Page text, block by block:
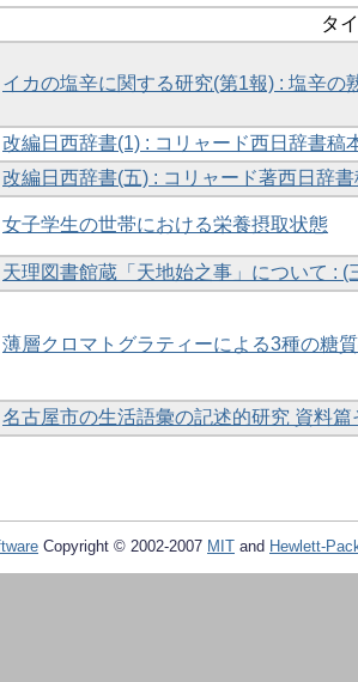
タ
イカの塩辛に関する研究(第1報) : 塩辛の
改編日西辞書(1) : コリャード西日辞書稿
改編日西辞書(五) : コリャード著西日辞書
女子学生の世帯における栄養摂取状態
天理図書館蔵「天地始之事」について : (
薄層クロマトグラティーによる3種の糖
名古屋市の生活語彙の記述的研究 資料篇
Copyright © 2002-2007 MIT and Hewlett-